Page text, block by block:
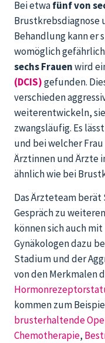
Bei etwafünf von
Brustkrebsdiagnose
Behandlung kann er
womöglich
sechs Frauenwird
(DCIS)gefunden.
verschieden
weiterentwickeln,
zwangsläufig. Es
und bei welcher
Ärztinnen und Ärzte
ähnlich wie bei
Das Ärzteteam
Gespräch zu
können sich auch
Gynäkologen dazu
Stadium und der
von den Merkmalen
kommen zum
brusterhaltende
Chemotherapie,